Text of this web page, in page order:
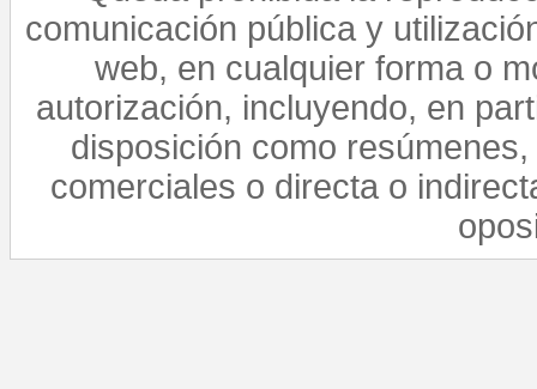
comunicación pública y
web, en cualquier forma o
autorización, incluyendo, en
disposición como
comerciales o directa o